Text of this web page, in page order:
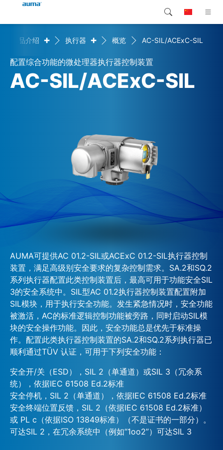
产品介绍
解决方案
Global
欧洲
搜索
产品介绍 + 执行器 + 概览 AC-SIL/ACExC-SIL
配置综合功能的微处理器执行器控制装置
AC-SIL/ACExC-SIL
AUMA可提供AC 01.2-SIL或ACExC 01.2-SIL执行器控制
装置，满足高级别安全要求的复杂控制需求。SA.2和SQ.2
系列执行器配置此类控制装置后，最高可用于功能安全SIL
3的安全系统中。SIL型AC 01.2执行器控制装置配置附加
SIL模块，用于执行安全功能。发生紧急情况时，安全功能
被激活，AC的标准逻辑控制功能被旁路，同时启动SIL模
块的安全操作功能。因此，安全功能总是优先于标准操
作。配置此类执行器控制装置的SA.2和SQ.2系列执行器已
顺利通过TÜV 认证，可用于下列安全功能：
安全开/关（ESD），SIL 2（单通道）或SIL 3（冗余系
统），依据IEC 61508 Ed.2标准
安全停机，SIL 2（单通道），依据IEC 61508 Ed.2标准
安全终端位置反馈，SIL 2（依据IEC 61508 Ed.2标准）
或 PL c（依据ISO 13849标准）（不是证书的一部分）。
可达SIL 2，在冗余系统中（例如“1oo2”）可达SIL 3